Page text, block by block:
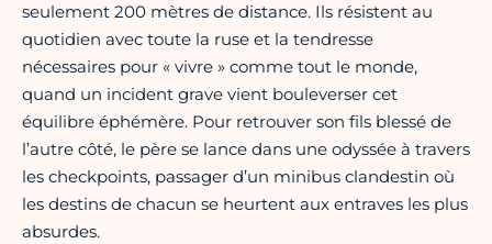
seulement 200 mètres de distance. Ils résistent au
quotidien avec toute la ruse et la tendresse
nécessaires pour « vivre » comme tout le monde,
quand un incident grave vient bouleverser cet
équilibre éphémère. Pour retrouver son fils blessé de
l’autre côté, le père se lance dans une odyssée à travers
les checkpoints, passager d’un minibus clandestin où
les destins de chacun se heurtent aux entraves les plus
absurdes.